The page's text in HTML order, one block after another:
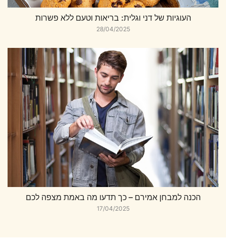
העוגיות של דני וגלית: בריאות וטעם ללא פשרות
28/04/2025
הכנה למבחן אמירם – כך תדעו מה באמת מצפה לכם
17/04/2025